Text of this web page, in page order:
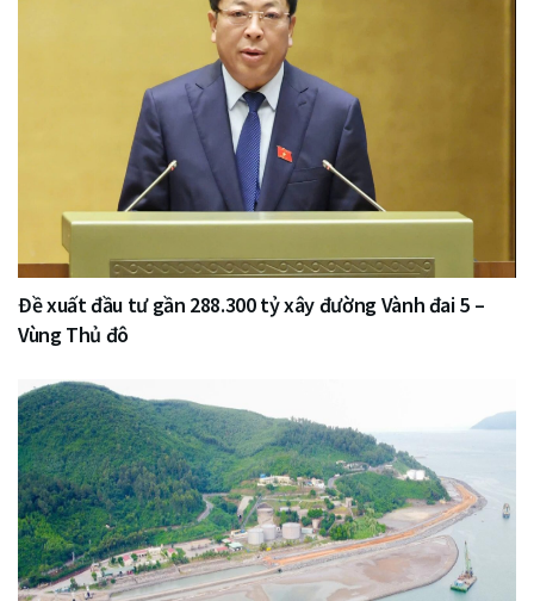
Đề xuất đầu tư gần 288.300 tỷ xây đường Vành đai 5 –
Vùng Thủ đô